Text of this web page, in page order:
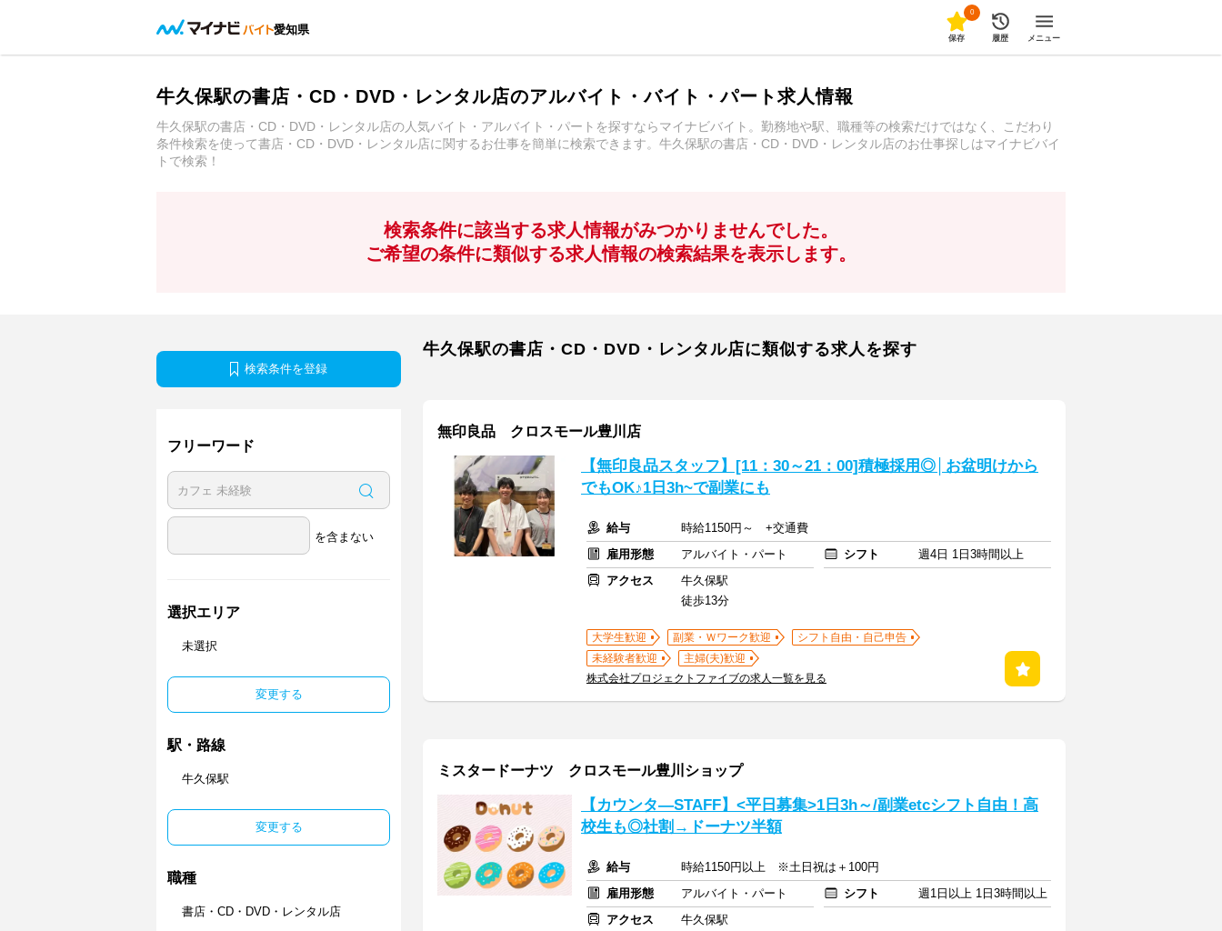
愛知県
0
保存 履歴 メニュー
牛久保駅の書店・CD・DVD・レンタル店のアルバイト・バイト・パート求人情報
牛久保駅の書店・CD・DVD・レンタル店の人気バイト・アルバイト・パートを探すならマイナビバイト。勤務地や駅、職種等の検索だけではなく、こだわり
条件検索を使って書店・CD・DVD・レンタル店に関するお仕事を簡単に検索できます。牛久保駅の書店・CD・DVD・レンタル店のお仕事探しはマイナビバイ
トで検索！
検索条件に該当する求人情報がみつかりませんでした。
ご希望の条件に類似する求人情報の検索結果を表示します。
検索条件を登録
フリーワード
を含まない
選択エリア
未選択
変更する
駅・路線
牛久保駅
変更する
職種
書店・CD・DVD・レンタル店
牛久保駅の書店・CD・DVD・レンタル店に類似する求人を探す
無印良品 クロスモール豊川店
【無印良品スタッフ】[11：30～21：00]積極採用◎│お盆明けから
でもOK♪1日3h~で副業にも
給与
時給1150円～ +交通費
雇用形態
アルバイト・パート シフト
週4日 1日3時間以上
アクセス
牛久保駅
徒歩13分
大学生歓迎 副業・Ｗワーク歓迎
シフト自由・自己申告
未経験者歓迎
主婦(夫)歓迎
株式会社プロジェクトファイブの求人一覧を見る
ミスタードーナツ クロスモール豊川ショップ
【カウンタ―STAFF】<平日募集>1日3h～/副業etcシフト自由！高
校生も◎社割→ドーナツ半額
給与
時給1150円以上 ※土日祝は＋100円
雇用形態
アルバイト・パート シフト
週1日以上 1日3時間以上
アクセス
牛久保駅